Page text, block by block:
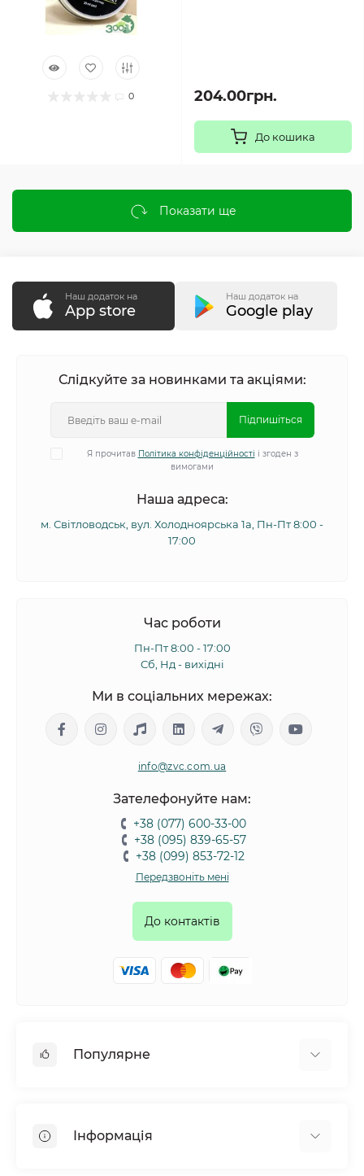
0 204.00грн.
До кошика
Показати ще
Наш додаток на
App store
Наш додаток на
Google play
Слідкуйте за новинками та акціями:
Підпишіться
Я прочитав Політика конфіденційності і згоден з
вимогами
Наша адреса:
м. Світловодськ, вул. Холодноярська 1а, Пн-Пт 8:00 -
17:00
Час роботи
Пн-Пт 8:00 - 17:00
Сб, Нд - вихідні
Ми в соціальних мережах:
info@zvc.com.ua
Зателефонуйте нам:
+38 (077) 600-33-00
+38 (095) 839-65-57
+38 (099) 853-72-12
Передзвоніть мені
До контактів
Популярне
Птахи
Інформація